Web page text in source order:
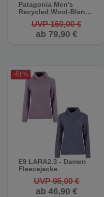
Patagonia Men's
Recycled Wool-Blend
Sweater - Pullover
(Auslauf)
UVP 160,00 €
ab 79,90 €
-51%
E9 LARA2.3 - Damen
Fleecejacke
UVP 95,00 €
ab 46,90 €